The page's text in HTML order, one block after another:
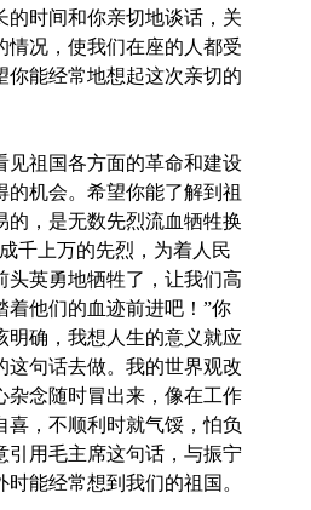
的时间和你亲切地谈话，关
情况，使我们在座的人都受
你能经常地想起这次亲切的
祖国各方面的革命和建设
的机会。希望你能了解到祖
的，是无数先烈流血牺牲换
千上万的先烈，为着人民
头英勇地牺牲了，让我们高
着他们的血迹前进吧！”你
明确，我想人生的意义就应
这句话去做。我的世界观改
杂念随时冒出来，像在工作
喜，不顺利时就气馁，怕负
引用毛主席这句话，与振宁
能经常想到我们的祖国。